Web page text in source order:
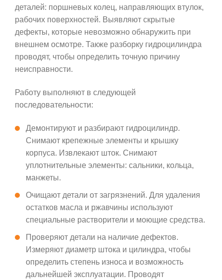
деталей: поршневых колец, направляющих втулок,
рабочих поверхностей. Выявляют скрытые
дефекты, которые невозможно обнаружить при
внешнем осмотре. Также разборку гидроцилиндра
проводят, чтобы определить точную причину
неисправности.
Работу выполняют в следующей
последовательности:
Демонтируют и разбирают гидроцилиндр.
Снимают крепежные элементы и крышку
корпуса. Извлекают шток. Снимают
уплотнительные элементы: сальники, кольца,
манжеты.
Очищают детали от загрязнений. Для удаления
остатков масла и ржавчины используют
специальные растворители и моющие средства.
Проверяют детали на наличие дефектов.
Измеряют диаметр штока и цилиндра, чтобы
определить степень износа и возможность
дальнейшей эксплуатации. Проводят